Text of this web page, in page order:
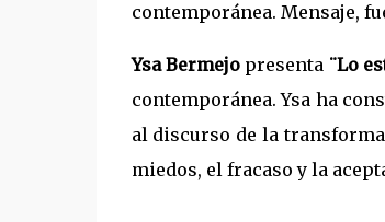
contemporánea. Mensaje,
Ysa Bermejopresenta ¨Lo
contemporánea. Ysa ha
al discurso de la
miedos, el fracaso y la